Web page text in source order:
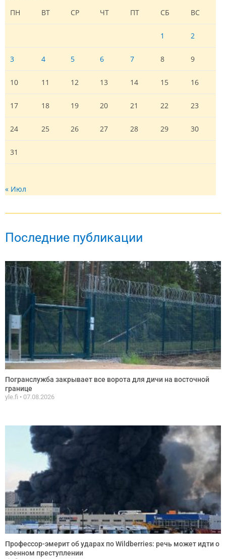
ПН
ВТ СР ЧТ ПТ СБ ВС
1 2
3 4 5 6 7 8 9
10 11 12 13 14 15 16
17 18 19 20 21 22 23
24 25 26 27 28 29 30
31
« Июл
Последние публикации
Погранслужба закрывает все ворота для дичи на восточной
границе
yle.fi 07.08.2026
Профессор-эмерит об ударах по Wildberries: речь может идти о
военном преступлении